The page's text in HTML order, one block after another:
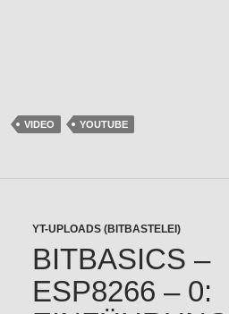
VIDEO YOUTUBE
YT-UPLOADS (BITBASTELEI)
BITBASICS –
ESP8266 – 0: